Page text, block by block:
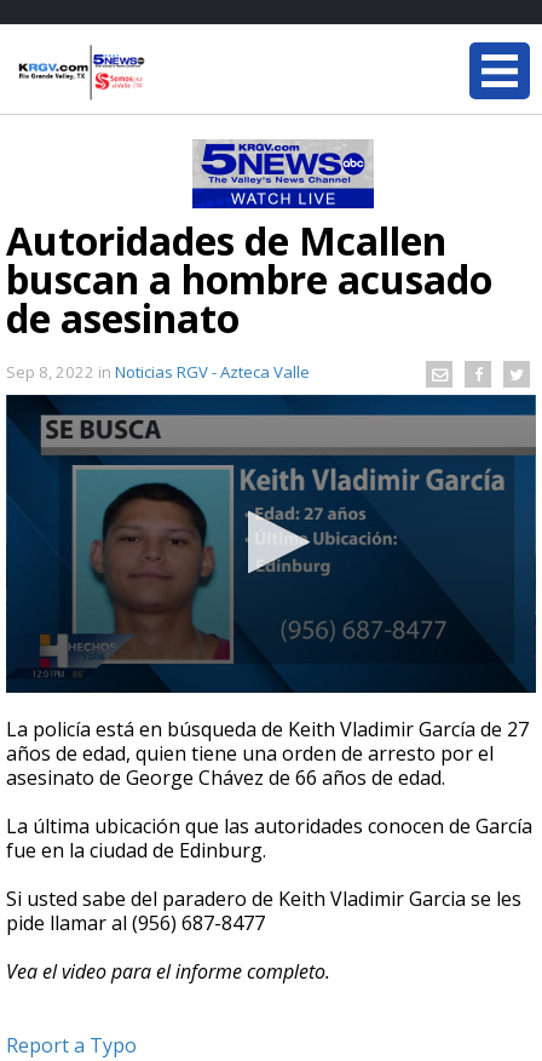
Autoridades de Mcallen
buscan a hombre acusado
de asesinato
Sep 8, 2022 in Noticias RGV - Azteca Valle
seconds
of
39
seconds
La policía está en búsqueda de Keith Vladimir García de 27
años de edad, quien tiene una orden de arresto por el
asesinato de George Chávez de 66 años de edad.
La última ubicación que las autoridades conocen de García
fue en la ciudad de Edinburg.
Si usted sabe del paradero de Keith Vladimir Garcia se les
pide llamar al (956) 687-8477
Vea el video para el informe completo.
Report a Typo